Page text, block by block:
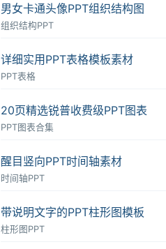
男女卡通头像PPT组织结构图
组织结构PPT
详细实用PPT表格模板素材
PPT表格
20页精选锐普收费级PPT图表
PPT图表合集
醒目竖向PPT时间轴素材
时间轴PPT
带说明文字的PPT柱形图模板
柱形图PPT